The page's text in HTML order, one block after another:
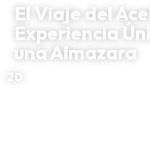
El Viaje del
Experiencia
una Almazara
20